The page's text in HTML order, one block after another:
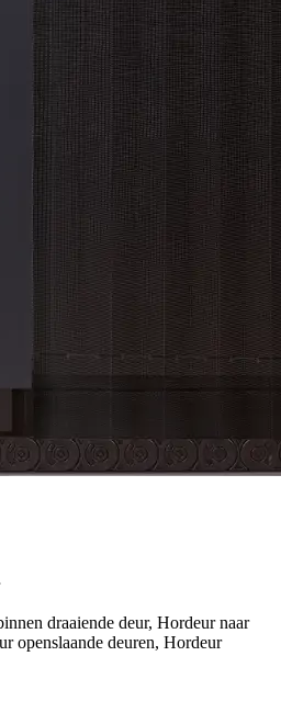
draaiende deur, Hordeur naar
openslaande deuren, Hordeur